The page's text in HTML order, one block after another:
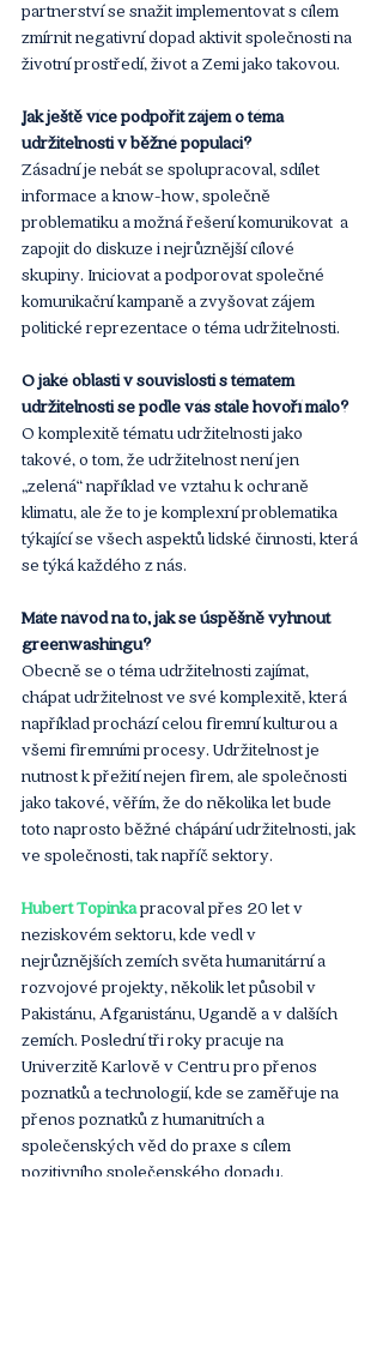
partnerství se snažit implementovat s cílem
zmírnit negativní dopad aktivit společnosti na
životní prostředí, život a Zemi jako takovou.
Jak ještě více podpořit zájem o téma
udržitelnosti v běžné populaci?
Zásadní je nebát se spolupracoval, sdílet
informace a know-how, společně
problematiku a možná řešení komunikovat  a
zapojit do diskuze i nejrůznější cílové
skupiny. Iniciovat a podporovat společné
komunikační kampaně a zvyšovat zájem
politické reprezentace o téma udržitelnosti.
O jaké oblasti v souvislosti s tématem
udržitelnosti se podle vás stále hovoří málo?
O komplexitě tématu udržitelnosti jako
takové, o tom, že udržitelnost není jen
„zelená“ například ve vztahu k ochraně
klimatu, ale že to je komplexní problematika
týkající se všech aspektů lidské činnosti, která
se týká každého z nás.
Máte návod na to, jak se úspěšně vyhnout
greenwashingu?
Obecně se o téma udržitelnosti zajímat,
chápat udržitelnost ve své komplexitě, která
například prochází celou firemní kulturou a
všemi firemními procesy. Udržitelnost je
nutnost k přežití nejen firem, ale společnosti
jako takové, věřím, že do několika let bude
toto naprosto běžné chápání udržitelnosti, jak
ve společnosti, tak napříč sektory.
Hubert Topinka pracoval přes 20 let v
neziskovém sektoru, kde vedl v
nejrůznějších zemích světa humanitární a
rozvojové projekty, několik let působil v
Pakistánu, Afganistánu, Ugandě a v dalších
zemích. Poslední tři roky pracuje na
Univerzitě Karlově v Centru pro přenos
poznatků a technologií, kde se zaměřuje na
přenos poznatků z humanitních a
společenských věd do praxe s cílem
pozitivního společenského dopadu.